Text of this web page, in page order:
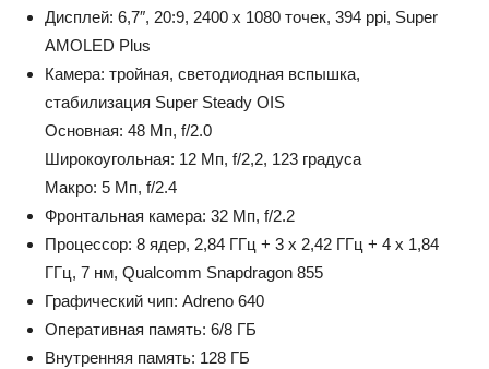
Дисплей: 6,7″, 20:9, 2400 х 1080 точек, 394 ppi, Super
AMOLED Plus
Камера: тройная, светодиодная вспышка,
стабилизация Super Steady OIS
Основная: 48 Мп, f/2.0
Широкоугольная: 12 Мп, f/2,2, 123 градуса
Макро: 5 Мп, f/2.4
Фронтальная камера: 32 Мп, f/2.2
Процессор: 8 ядер, 2,84 ГГц + 3 х 2,42 ГГц + 4 х 1,84
ГГц, 7 нм, Qualcomm Snapdragon 855
Графический чип: Adreno 640
Оперативная память: 6/8 ГБ
Внутренняя память: 128 ГБ